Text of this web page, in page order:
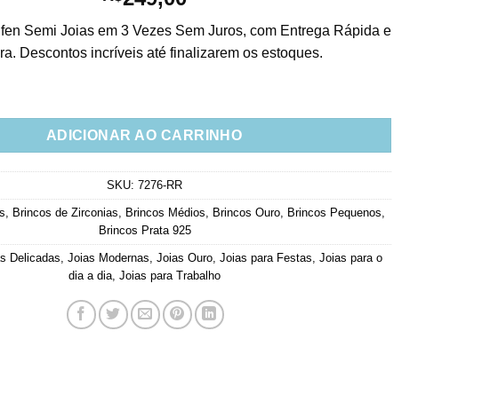
Semi Joias em 3 Vezes Sem Juros, com Entrega Rápida e
Descontos incríveis até finalizarem os estoques.
na tarraxa estiloso zirconias prata 925 banho ouro quantidade
ADICIONAR AO CARRINHO
SKU: 7276-RR
Brincos de Zirconias Brincos Médios Brincos Ouro Brincos Pequenos
Brincos Prata 925
Delicadas Joias Modernas Joias Ouro Joias para Festas Joias para o
dia a dia Joias para Trabalho